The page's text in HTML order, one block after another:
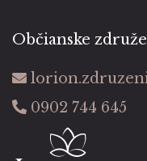
Občianske
0902 744 645